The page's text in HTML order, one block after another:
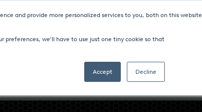
and provide more personalized services to you, both on this website
we'll have to use just one tiny cookie so that
Accept Decline